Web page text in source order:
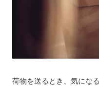
荷物を送るとき、気にな